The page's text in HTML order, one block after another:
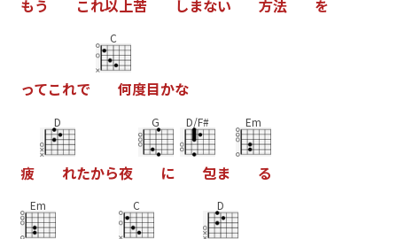
もう これ以上苦 しまない 方法 を
ってこれで
C
何度目かな
疲
D
れたから夜
G
に
D/F#
包ま
Em
る
Em C D